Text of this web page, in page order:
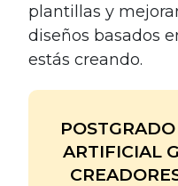
plantillas y
diseños basados
estás creando.
ARTIFICIAL